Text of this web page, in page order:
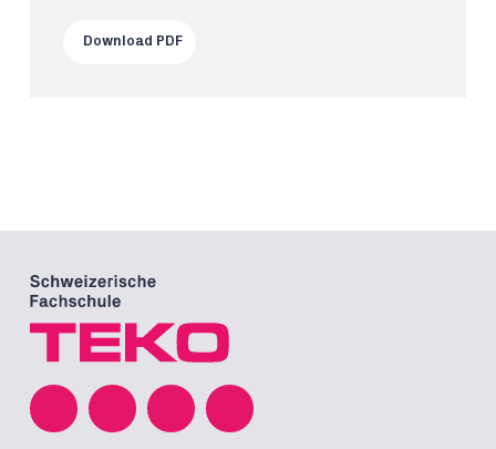
Download PDF